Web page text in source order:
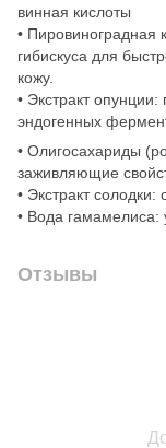
винная кислоты
• Пировиноградная
гибискуса для
кожу.
• Экстракт опунции:
эндогенных
• Олигосахариды
заживляющие
• Экстракт солодки:
• Вода гамамелиса:
Отзывы